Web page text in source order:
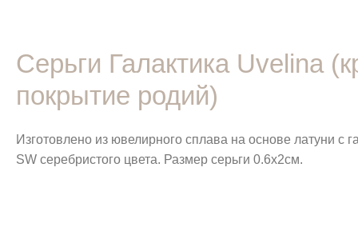
Серьги Галактика Uvelina
покрытие родий)
Изготовлено из ювелирного сплава на основе латуни
SW серебристого цвета. Размер серьги 0.6х2см.